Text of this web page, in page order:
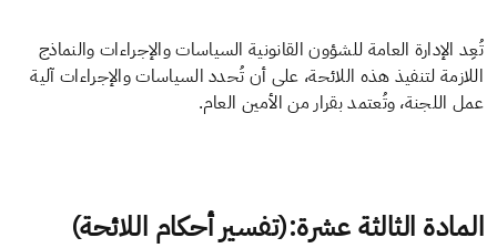
تُعِد الإدارة العامة للشؤون القانونية السياسات والإجراءات والنماذج
اللازمة لتنفيذ هذه اللائحة، على أن تُحدد السياسات والإجراءات آلية
عمل اللجنة، وتُعتمد بقرار من الأمين العام.
المادة الثالثة عشرة:(تفسير أحكام اللائحة)